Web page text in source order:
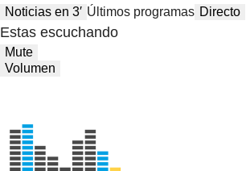
Noticias en 3′ Últimos programas Directo
Estas escuchando
Mute
Volumen